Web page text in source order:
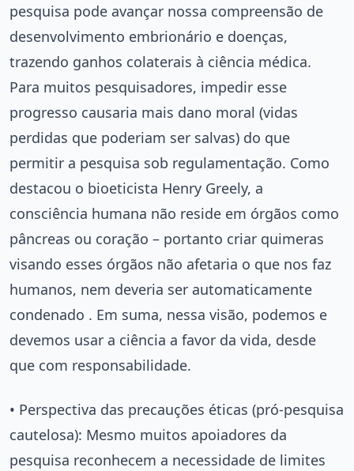
pesquisa pode avançar nossa compreensão de
desenvolvimento embrionário e doenças,
trazendo ganhos colaterais à ciência médica.
Para muitos pesquisadores, impedir esse
progresso causaria mais dano moral (vidas
perdidas que poderiam ser salvas) do que
permitir a pesquisa sob regulamentação. Como
destacou o bioeticista Henry Greely, a
consciência humana não reside em órgãos como
pâncreas ou coração – portanto criar quimeras
visando esses órgãos não afetaria o que nos faz
humanos, nem deveria ser automaticamente
condenado . Em suma, nessa visão, podemos e
devemos usar a ciência a favor da vida, desde
que com responsabilidade.
• Perspectiva das precauções éticas (pró-pesquisa
cautelosa): Mesmo muitos apoiadores da
pesquisa reconhecem a necessidade de limites